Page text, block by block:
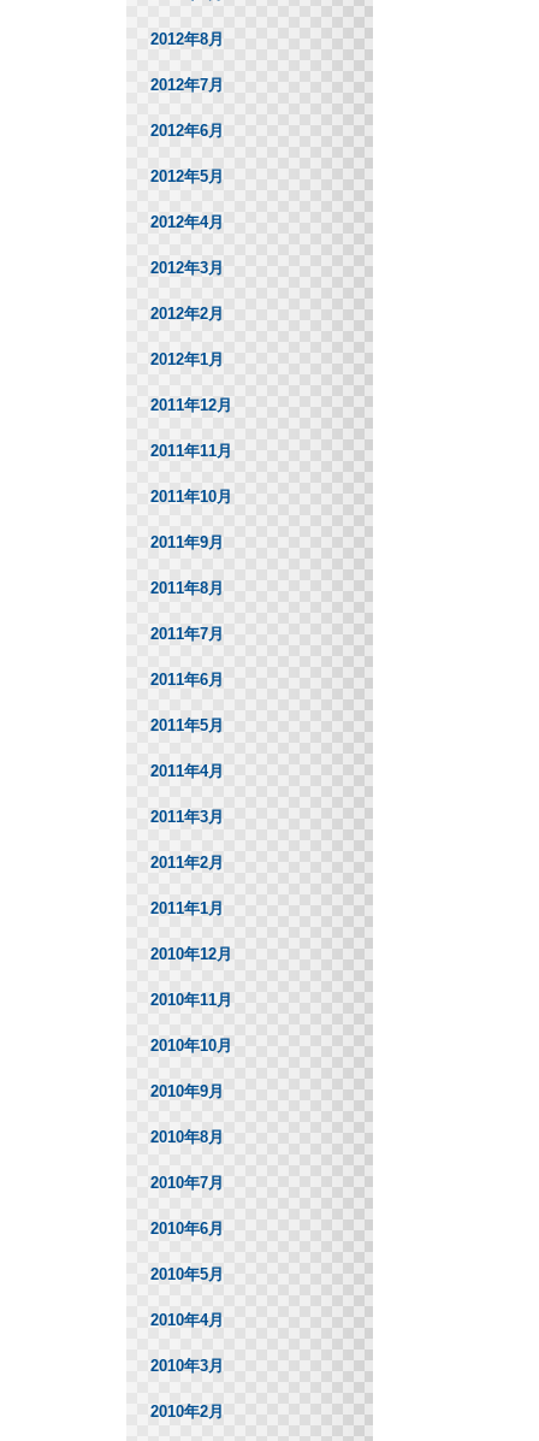
2012年8月
2012年7月
2012年6月
2012年5月
2012年4月
2012年3月
2012年2月
2012年1月
2011年12月
2011年11月
2011年10月
2011年9月
2011年8月
2011年7月
2011年6月
2011年5月
2011年4月
2011年3月
2011年2月
2011年1月
2010年12月
2010年11月
2010年10月
2010年9月
2010年8月
2010年7月
2010年6月
2010年5月
2010年4月
2010年3月
2010年2月